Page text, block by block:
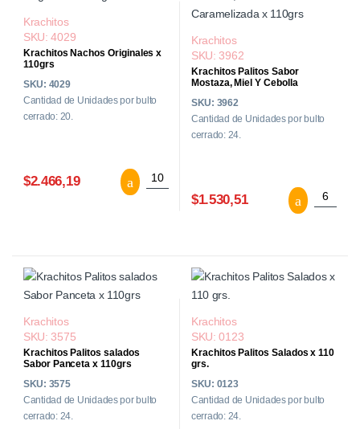
Krachitos
SKU: 4029
Krachitos Nachos Originales x
110grs
SKU: 4029
Cantidad de Unidades por bulto
cerrado: 20.
$2.466,19 Krachitos Nachos Originales x 110grs
Krachitos
SKU: 3962
Krachitos Palitos Sabor
Mostaza, Miel Y Cebolla
SKU: 3962
Cantidad de Unidades por bulto
cerrado: 24.
$1.530,51
Krachitos
SKU: 3575
Krachitos Palitos salados
Sabor Panceta x 110grs
SKU: 3575
Cantidad de Unidades por bulto
cerrado: 24.
Krachitos
SKU: 0123
Krachitos Palitos Salados x 110
grs.
SKU: 0123
Cantidad de Unidades por bulto
cerrado: 24.